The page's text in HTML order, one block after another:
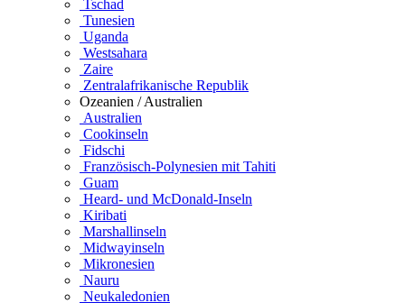
Tschad
Tunesien
Uganda
Westsahara
Zaire
Zentralafrikanische Republik
Ozeanien / Australien
Australien
Cookinseln
Fidschi
Französisch-Polynesien mit Tahiti
Guam
Heard- und McDonald-Inseln
Kiribati
Marshallinseln
Midwayinseln
Mikronesien
Nauru
Neukaledonien